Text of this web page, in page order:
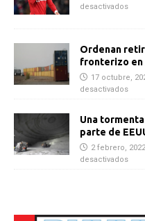
desactivados
Ordenan
fronterizo en
17 octubre,
desactivados
Una
parte de
2 febrero, 2022
desactivados